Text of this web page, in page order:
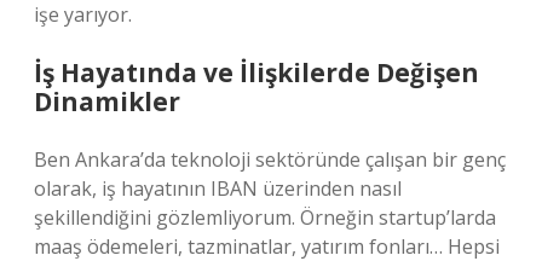
işe yarıyor.
İş Hayatında ve İlişkilerde Değişen
Dinamikler
Ben Ankara’da teknoloji sektöründe çalışan bir genç
olarak, iş hayatının IBAN üzerinden nasıl
şekillendiğini gözlemliyorum. Örneğin startup’larda
maaş ödemeleri, tazminatlar, yatırım fonları… Hepsi